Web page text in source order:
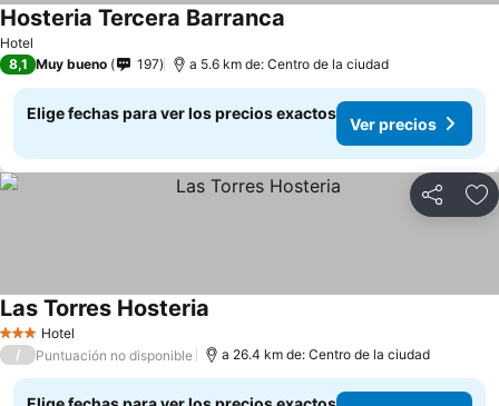
Hotel
Hosteria Tercera Barranca
8,1 Muy bueno 197 a 5.6 km de: Centro de la ciudad
Elige fechas para ver los precios exactos
Ver precios
Compartir
3 Estrellas
Hotel
Las Torres Hosteria
/ Puntuación no disponible a 26.4 km de: Centro de la ciudad